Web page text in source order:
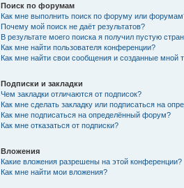
Поиск по форумам
Как мне выполнить поиск по форуму или
Почему мой поиск не даёт результатов?
В результате моего поиска я получил пустую
Как мне найти пользователя конференции?
Как мне найти свои сообщения и созданные мной
Подписки и закладки
Чем закладки отличаются от подписок?
Как мне сделать закладку или подписаться на
Как мне подписаться на определённый форум?
Как мне отказаться от подписки?
Вложения
Какие вложения разрешены на этой конференции?
Как мне найти мои вложения?